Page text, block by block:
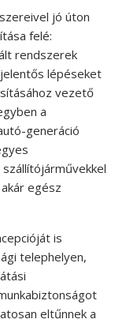
jó úton
felé:
rendszerek
lépéseket
vezető
a
generáció
egész
is
telephelyen,
eltűnnek a